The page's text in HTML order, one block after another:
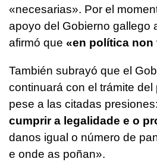
«necesarias». Por el
apoyo del Gobierno gallego
afirmó que «en política non
También subrayó que el
continuará con el trámite del
pese a las citadas
cumprir a legalidade e o
danos igual o número de
e onde as poñan».